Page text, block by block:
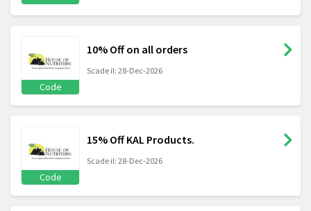
Code
10% Off on all orders
Scade il: 28-Dec-2026
Code
15% Off KAL Products.
Scade il: 28-Dec-2026